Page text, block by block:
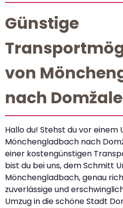
Günstige
von
nach Domžale
Hallo du! Stehst du vor einem
Mönchengladbach nach
einer kostengünstigen
bist du bei uns, dem Schmitt
Mönchengladbach, genau
zuverlässige und
Umzug in die schöne Stadt